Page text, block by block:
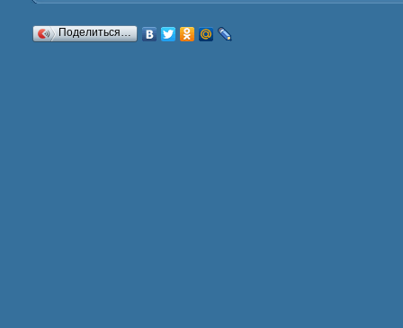
Поделиться…